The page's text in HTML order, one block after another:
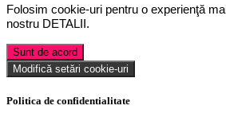
Folosim cookie-uri pentru o experienţă
nostru DETALII .
Sunt de acord
Modifică setări cookie-uri
Politica de confidentialitate